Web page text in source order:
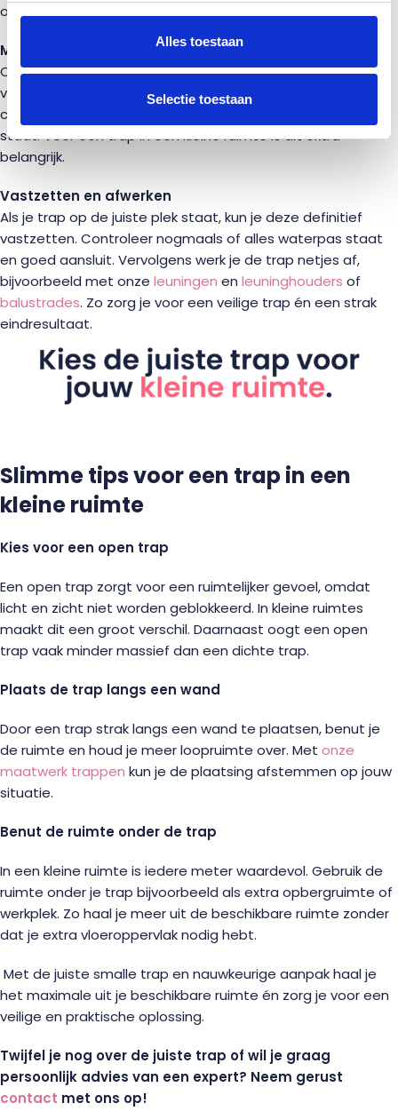
Alles toestaan
Selectie toestaan
op dat je de juiste afmetingen en specificaties invult.
Montage
Onze trappen zijn eenvoudig zelf te monteren met behulp
van de meegeleverde instructies. Werk stap voor stap en
controleer tussendoor of de trap waterpas en stabiel
staat. Voor een trap in een kleine ruimte is dit extra
belangrijk.
Vastzetten en afwerken
Als je trap op de juiste plek staat, kun je deze definitief
vastzetten. Controleer nogmaals of alles waterpas staat
en goed aansluit. Vervolgens werk je de trap netjes af,
bijvoorbeeld met onze leuningen en leuninghouders of
balustrades. Zo zorg je voor een veilige trap én een strak
eindresultaat.
Slimme tips voor een trap in een
kleine ruimte
Kies voor een open trap
Een open trap zorgt voor een ruimtelijker gevoel, omdat
licht en zicht niet worden geblokkeerd. In kleine ruimtes
maakt dit een groot verschil. Daarnaast oogt een open
trap vaak minder massief dan een dichte trap.
Plaats de trap langs een wand
Door een trap strak langs een wand te plaatsen, benut je
de ruimte en houd je meer loopruimte over. Met onze
maatwerk trappen kun je de plaatsing afstemmen op jouw
situatie.
Benut de ruimte onder de trap
In een kleine ruimte is iedere meter waardevol. Gebruik de
ruimte onder je trap bijvoorbeeld als extra opbergruimte of
werkplek. Zo haal je meer uit de beschikbare ruimte zonder
dat je extra vloeroppervlak nodig hebt.
Met de juiste smalle trap en nauwkeurige aanpak haal je
het maximale uit je beschikbare ruimte én zorg je voor een
veilige en praktische oplossing.
Twijfel je nog over de juiste trap of wil je graag
persoonlijk advies van een expert? Neem gerust
contact met ons op!